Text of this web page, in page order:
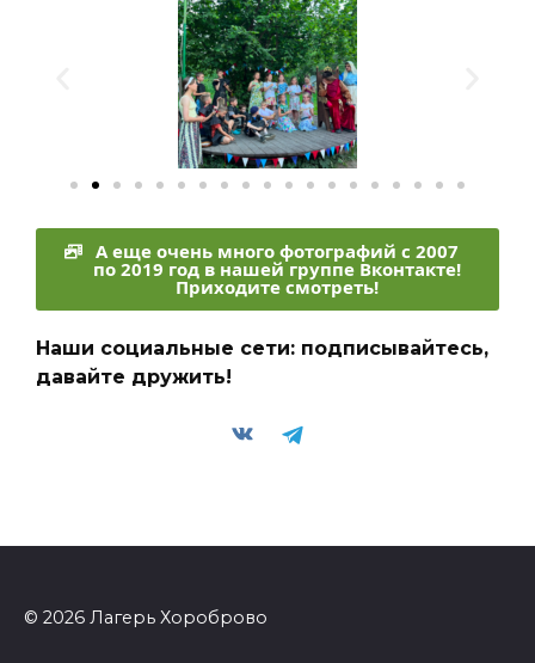
А еще очень много фотографий с 2007
по 2019 год в нашей группе Вконтакте!
Приходите смотреть!
Наши социальные сети: подписывайтесь,
давайте дружить!
© 2026 Лагерь Хороброво